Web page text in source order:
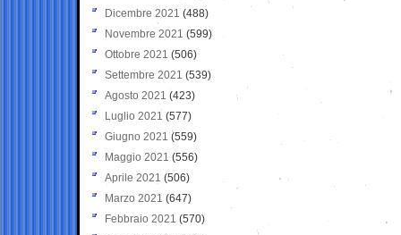
Dicembre 2021 (488)
Novembre 2021 (599)
Ottobre 2021 (506)
Settembre 2021 (539)
Agosto 2021 (423)
Luglio 2021 (577)
Giugno 2021(559)
Maggio 2021 (556)
Aprile 2021 (506)
Marzo 2021 (647)
Febbraio 2021 (570)